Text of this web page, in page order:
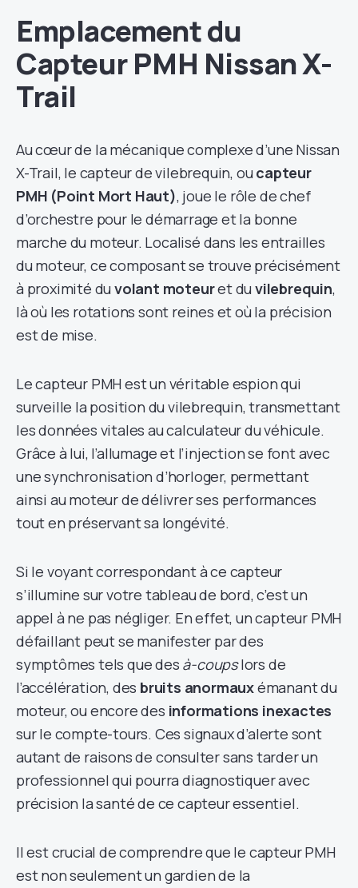
Emplacement du
Capteur PMH Nissan X-
Trail
Au cœur de la mécanique complexe d’une Nissan
X-Trail, le capteur de vilebrequin, ou capteur
PMH (Point Mort Haut), joue le rôle de chef
d’orchestre pour le démarrage et la bonne
marche du moteur. Localisé dans les entrailles
du moteur, ce composant se trouve précisément
à proximité duvolant moteuret duvilebrequin,
là où les rotations sont reines et où la précision
est de mise.
Le capteur PMH est un véritable espion qui
surveille la position du vilebrequin, transmettant
les données vitales au calculateur du véhicule.
Grâce à lui, l’allumage et l’injection se font avec
une synchronisation d’horloger, permettant
ainsi au moteur de délivrer ses performances
tout en préservant sa longévité.
Si le voyant correspondant à ce capteur
s’illumine sur votre tableau de bord, c’est un
appel à ne pas négliger. En effet, un capteur PMH
défaillant peut se manifester par des
symptômes tels que des à-coupslors de
l’accélération, des bruits anormauxémanant du
moteur, ou encore des informations inexactes
sur le compte-tours. Ces signaux d’alerte sont
autant de raisons de consulter sans tarder un
professionnel qui pourra diagnostiquer avec
précision la santé de ce capteur essentiel.
Il est crucial de comprendre que le capteur PMH
est non seulement un gardien de la